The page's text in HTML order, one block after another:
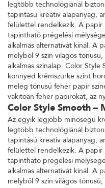
legtöbb technológiánál
tapintású kreatív alapanyag,
felülettel rendelkezik. A
tapintható prégelési
alkalmas alternatívát kínál. A
melyből 9 szín világos
alkalmas színalap. Color
könnyed krémszürke színt
meleg tónusú fehér papír
vakítóan fehér papírokat, az
Color Style Smooth –
Az egyik legjobb minőségű
legtöbb technológiánál
tapintású kreatív alapanyag,
felülettel rendelkezik. A
tapintható prégelési
alkalmas alternatívát kínál. A
melyből 9 szín világos